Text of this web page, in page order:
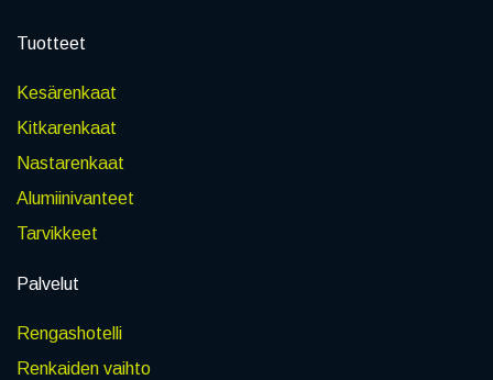
Tuotteet
Kesärenkaat
Kitkarenkaat
Nastarenkaat
Alumiinivanteet
Tarvikkeet
Palvelut
Rengashotelli
Renkaiden vaihto